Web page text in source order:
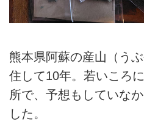
熊本県阿蘇の産山（う
住して10年。若いころ
所で、予想もしていな
した。